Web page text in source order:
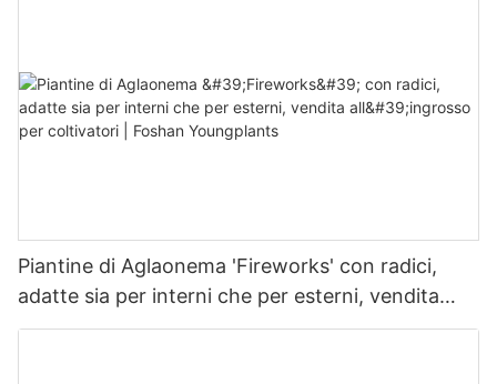
Piantine di Aglaonema 'Fireworks' con radici,
adatte sia per interni che per esterni, vendita
all'ingrosso per coltivatori | Foshan Youngplants